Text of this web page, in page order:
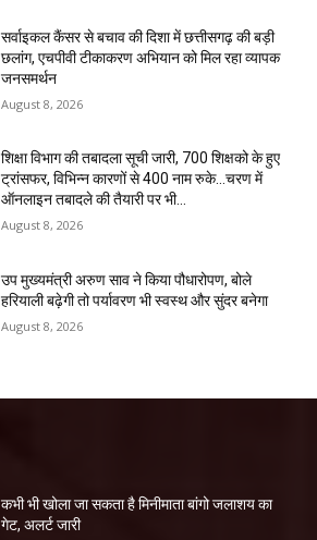
सर्वाइकल कैंसर से बचाव की दिशा में छत्तीसगढ़ की बड़ी
छलांग, एचपीवी टीकाकरण अभियान को मिल रहा व्यापक
जनसमर्थन
August 8, 2026
शिक्षा विभाग की तबादला सूची जारी, 700 शिक्षको के हुए
ट्रांसफर, विभिन्न कारणों से 400 नाम रुके…चरण में
ऑनलाइन तबादले की तैयारी पर भी...
August 8, 2026
उप मुख्यमंत्री अरुण साव ने किया पौधारोपण, बोले
हरियाली बढ़ेगी तो पर्यावरण भी स्वस्थ और सुंदर बनेगा
August 8, 2026
कभी भी खोला जा सकता है मिनीमाता बांगो जलाशय का
गेट, अलर्ट जारी